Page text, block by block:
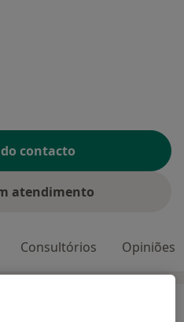
contacto
atendimento
Consultórios Opiniões